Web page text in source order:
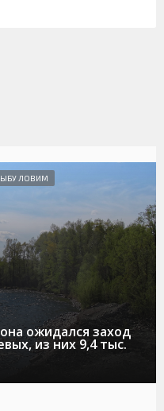
ожидался заход
из них 9,4 тыс.
ЛОВИМ